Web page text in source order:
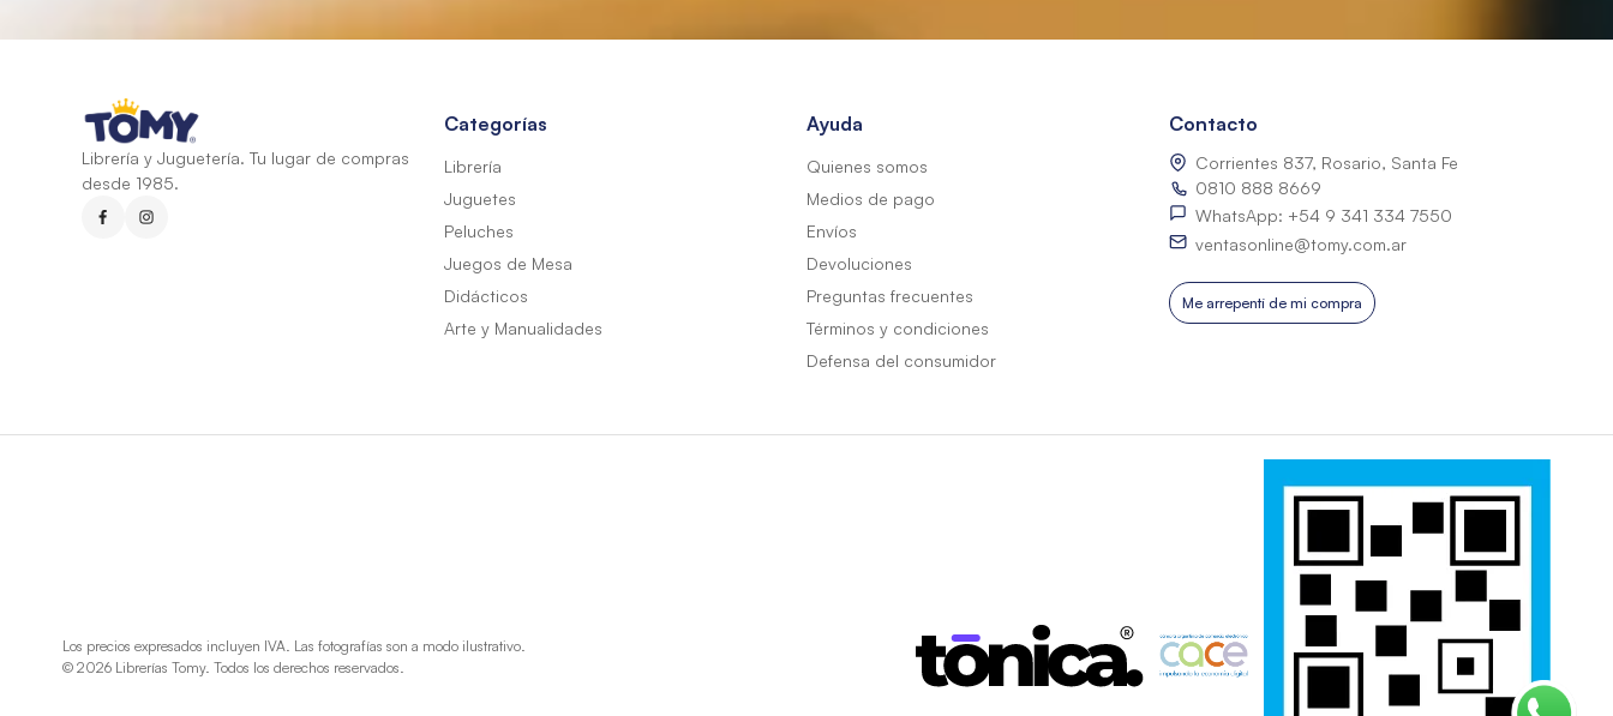
Librería y Juguetería. Tu lugar de compras
desde 1985.
Categorías
Librería
Juguetes
Peluches
Juegos de Mesa
Didácticos
Arte y Manualidades
Ayuda
Quienes somos
Medios de pago
Envíos
Devoluciones
Preguntas frecuentes
Términos y condiciones
Defensa del consumidor
Contacto
Corrientes 837, Rosario, Santa Fe
0810 888 8669
WhatsApp: +54 9 341 334 7550
ventasonline@tomy.com.ar
Me arrepentí de mi compra
Los precios expresados incluyen IVA. Las fotografías son a modo ilustrativo.
© 2026 Librerías Tomy. Todos los derechos reservados.